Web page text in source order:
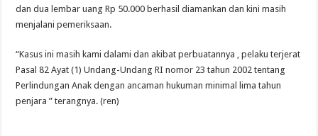
dan dua lembar uang Rp 50.000 berhasil diamankan dan kini masih
menjalani pemeriksaan.
“Kasus ini masih kami dalami dan akibat perbuatannya , pelaku terjerat
Pasal 82 Ayat (1) Undang-Undang RI nomor 23 tahun 2002 tentang
Perlindungan Anak dengan ancaman hukuman minimal lima tahun
penjara ” terangnya. (ren)